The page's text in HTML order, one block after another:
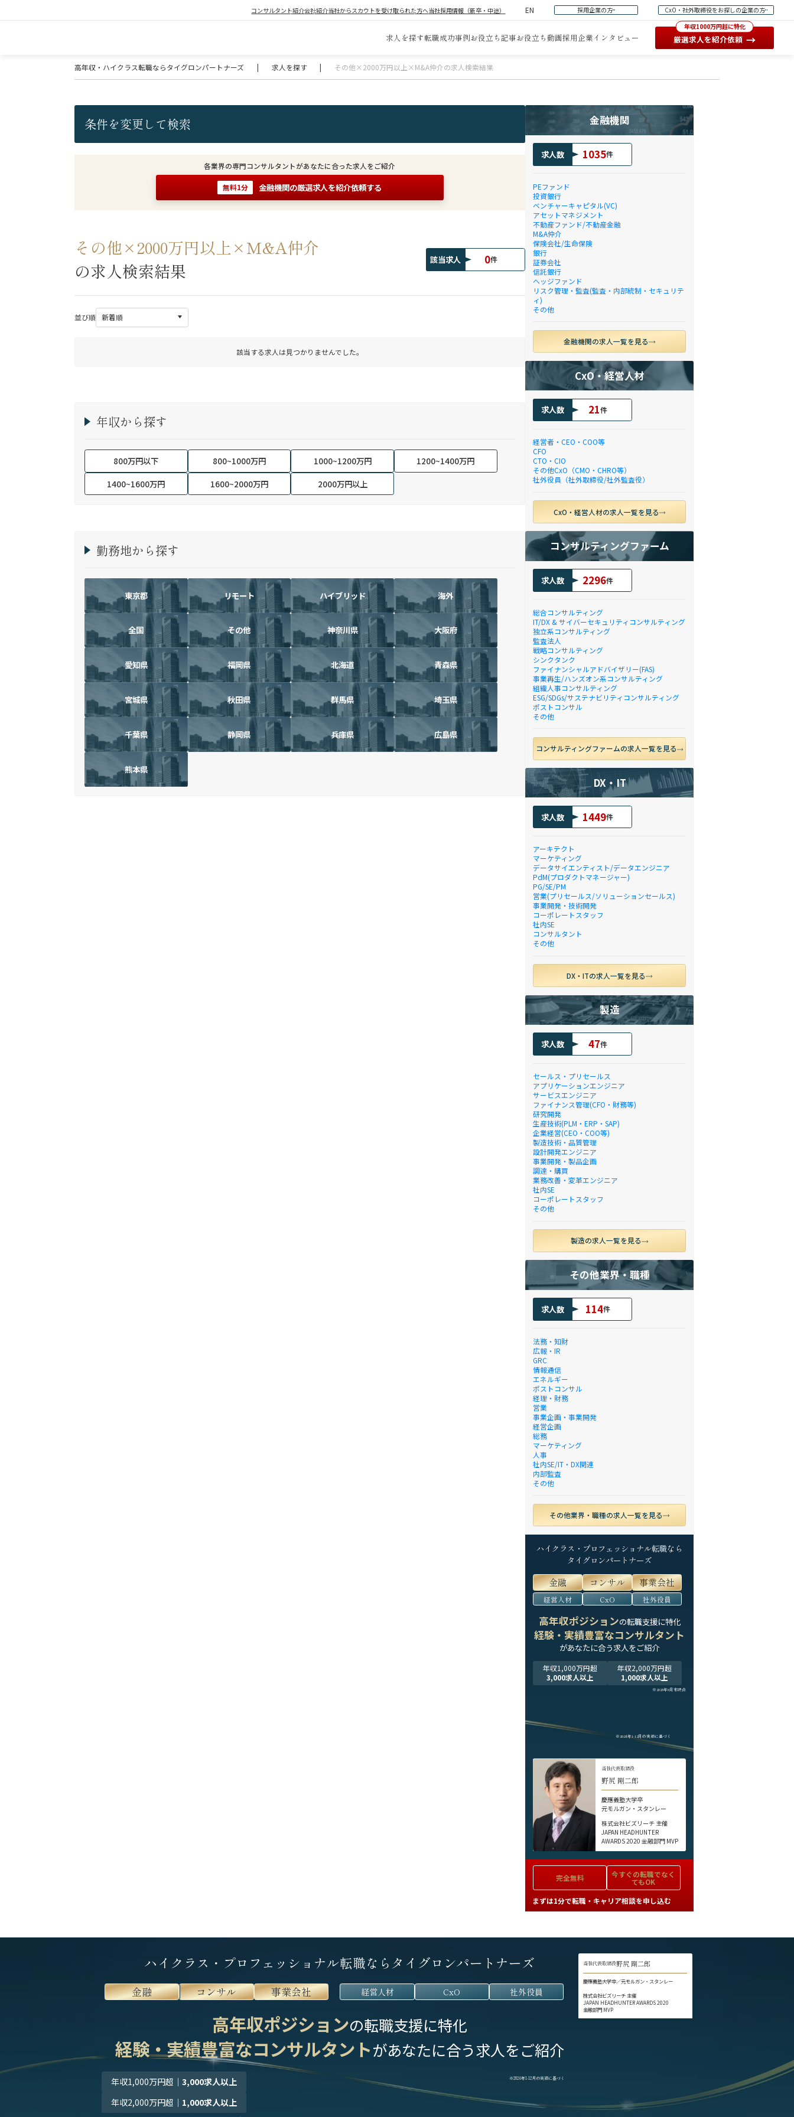
コンサルタント紹介会社紹介当社からスカウトを受け取られた方へ当社採用情報（新卒・中途） EN 採用企業の方 CxO・社外取締役をお探しの企業の方
求人を探す転職成功事例お役立ち記事お役立ち動画採用企業インタビュー
年収1000万円超に特化
厳選求人を紹介依頼 →
高年収・ハイクラス転職ならタイグロンパートナーズ | 求人を探す | その他×2000万円以上×M&A仲介の求人検索結果
条件を変更して検索
各業界の専門コンサルタントがあなたに合った求人をご紹介
無料1分 金融機関の厳選求人を紹介依頼する
その他×2000万円以上×M&A仲介
の求人検索結果
該当求人 0件
並び順
該当する求人は見つかりませんでした。
年収から探す
800万円以下 800~1000万円 1000~1200万円
1200~1400万円
1400~1600万円
1600~2000万円 2000万円以上
勤務地から探す
東京都 リモート ハイブリッド 海外
全国 その他 神奈川県 大阪府
愛知県 福岡県 北海道 青森県
宮城県 秋田県 群馬県 埼玉県
千葉県 静岡県 兵庫県 広島県
熊本県
金融機関
求人数 1035件
PEファンド
投資銀行
ベンチャーキャピタル(VC)
アセットマネジメント
不動産ファンド/不動産金融
M&A仲介
保険会社/生命保険
銀行
証券会社
信託銀行
ヘッジファンド
リスク管理・監査(監査・内部統制・セキュリテ
ィ)
その他
金融機関の求人一覧を見る
CxO・経営人材
求人数 21件
経営者・CEO・COO等
CFO
CTO・CIO
その他CxO（CMO・CHRO等）
社外役員（社外取締役/社外監査役）
CxO・経営人材の求人一覧を見る
コンサルティングファーム
求人数 2296件
総合コンサルティング
IT/DX & サイバーセキュリティコンサルティング
独立系コンサルティング
監査法人
戦略コンサルティング
シンクタンク
ファイナンシャルアドバイザリー(FAS)
事業再生/ハンズオン系コンサルティング
組織人事コンサルティング
ESG/SDGs/サステナビリティコンサルティング
ポストコンサル
その他
コンサルティングファームの求人一覧を見る
DX・IT
求人数 1449件
アーキテクト
マーケティング
データサイエンティスト/データエンジニア
PdM(プロダクトマネージャー)
PG/SE/PM
営業(プリセールス/ソリューションセールス)
事業開発・技術開発
コーポレートスタッフ
社内SE
コンサルタント
その他
DX・ITの求人一覧を見る
製造
求人数 47件
セールス・プリセールス
アプリケーションエンジニア
サービスエンジニア
ファイナンス管理(CFO・財務等)
研究開発
生産技術(PLM・ERP・SAP)
企業経営(CEO・COO等)
製造技術・品質管理
設計開発エンジニア
事業開発・製品企画
調達・購買
業務改善・変革エンジニア
社内SE
コーポレートスタッフ
その他
製造の求人一覧を見る
その他業界・職種
求人数 114件
法務・知財
広報・IR
GRC
情報通信
エネルギー
ポストコンサル
経理・財務
営業
事業企画・事業開発
経営企画
総務
マーケティング
人事
社内SE/IT・DX関連
内部監査
その他
その他業界・職種の求人一覧を見る
ハイクラス・プロフェッショナル転職なら
タイグロンパートナーズ
金融 コンサル 事業会社
経営人材 CxO 社外役員
高年収ポジションの転職支援に特化
経験・実績豊富なコンサルタント
があなたに合う求人をご紹介
年収1,000万円超
3,000求人以上
年収2,000万円超
1,000求人以上
※2025年9月末時点
※2024年1-12月の実績に基づく
当社代表取締役
野尻 剛二郎
慶應義塾大学卒
元モルガン・スタンレー
株式会社ビズリーチ 主催
JAPAN HEADHUNTER
AWARDS 2020 金融部門 MVP
完全無料 今すぐの転職でなく
てもOK
まずは1分で転職・キャリア相談を申し込む
ハイクラス・プロフェッショナル転職ならタイグロンパートナーズ
金融 コンサル 事業会社 経営人材 CxO 社外役員
高年収ポジションの転職支援に特化
経験・実績豊富なコンサルタントがあなたに合う求人をご紹介
年収1,000万円超 ｜3,000求人以上
年収2,000万円超 ｜ 1,000求人以上
※2024年1-12月の実績に基づく
当社代表取締役野尻 剛二郎
慶應義塾大学卒／元モルガン・スタンレー
株式会社ビズリーチ 主催
JAPAN HEADHUNTER AWARDS 2020
金融部門 MVP